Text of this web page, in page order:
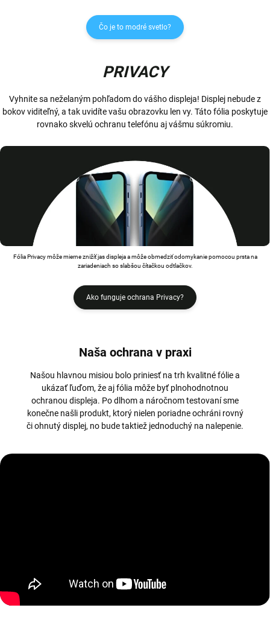
Čo je to modré svetlo?
PRIVACY
Vyhnite sa neželaným pohľadom do vášho displeja! Displej nebude z
bokov viditeľný, a tak uvidíte vašu obrazovku len vy. Táto fólia poskytuje
rovnako skvelú ochranu telefónu aj vášmu súkromiu.
Fólia Privacy môže mierne znižíť jas displeja a môže obmedziť odomykanie pomocou prsta na
zariadeniach so slabšou čítačkou odtlačkov.
Ako funguje ochrana Privacy?
Naša ochrana v praxi
Našou hlavnou misiou bolo priniesť na trh kvalitné fólie a
ukázať ľuďom, že aj fólia môže byť plnohodnotnou
ochranou displeja. Po dlhom a náročnom testovaní sme
konečne našli produkt, ktorý nielen poriadne ochráni rovný
či ohnutý displej, no bude taktiež jednoduchý na nalepenie.